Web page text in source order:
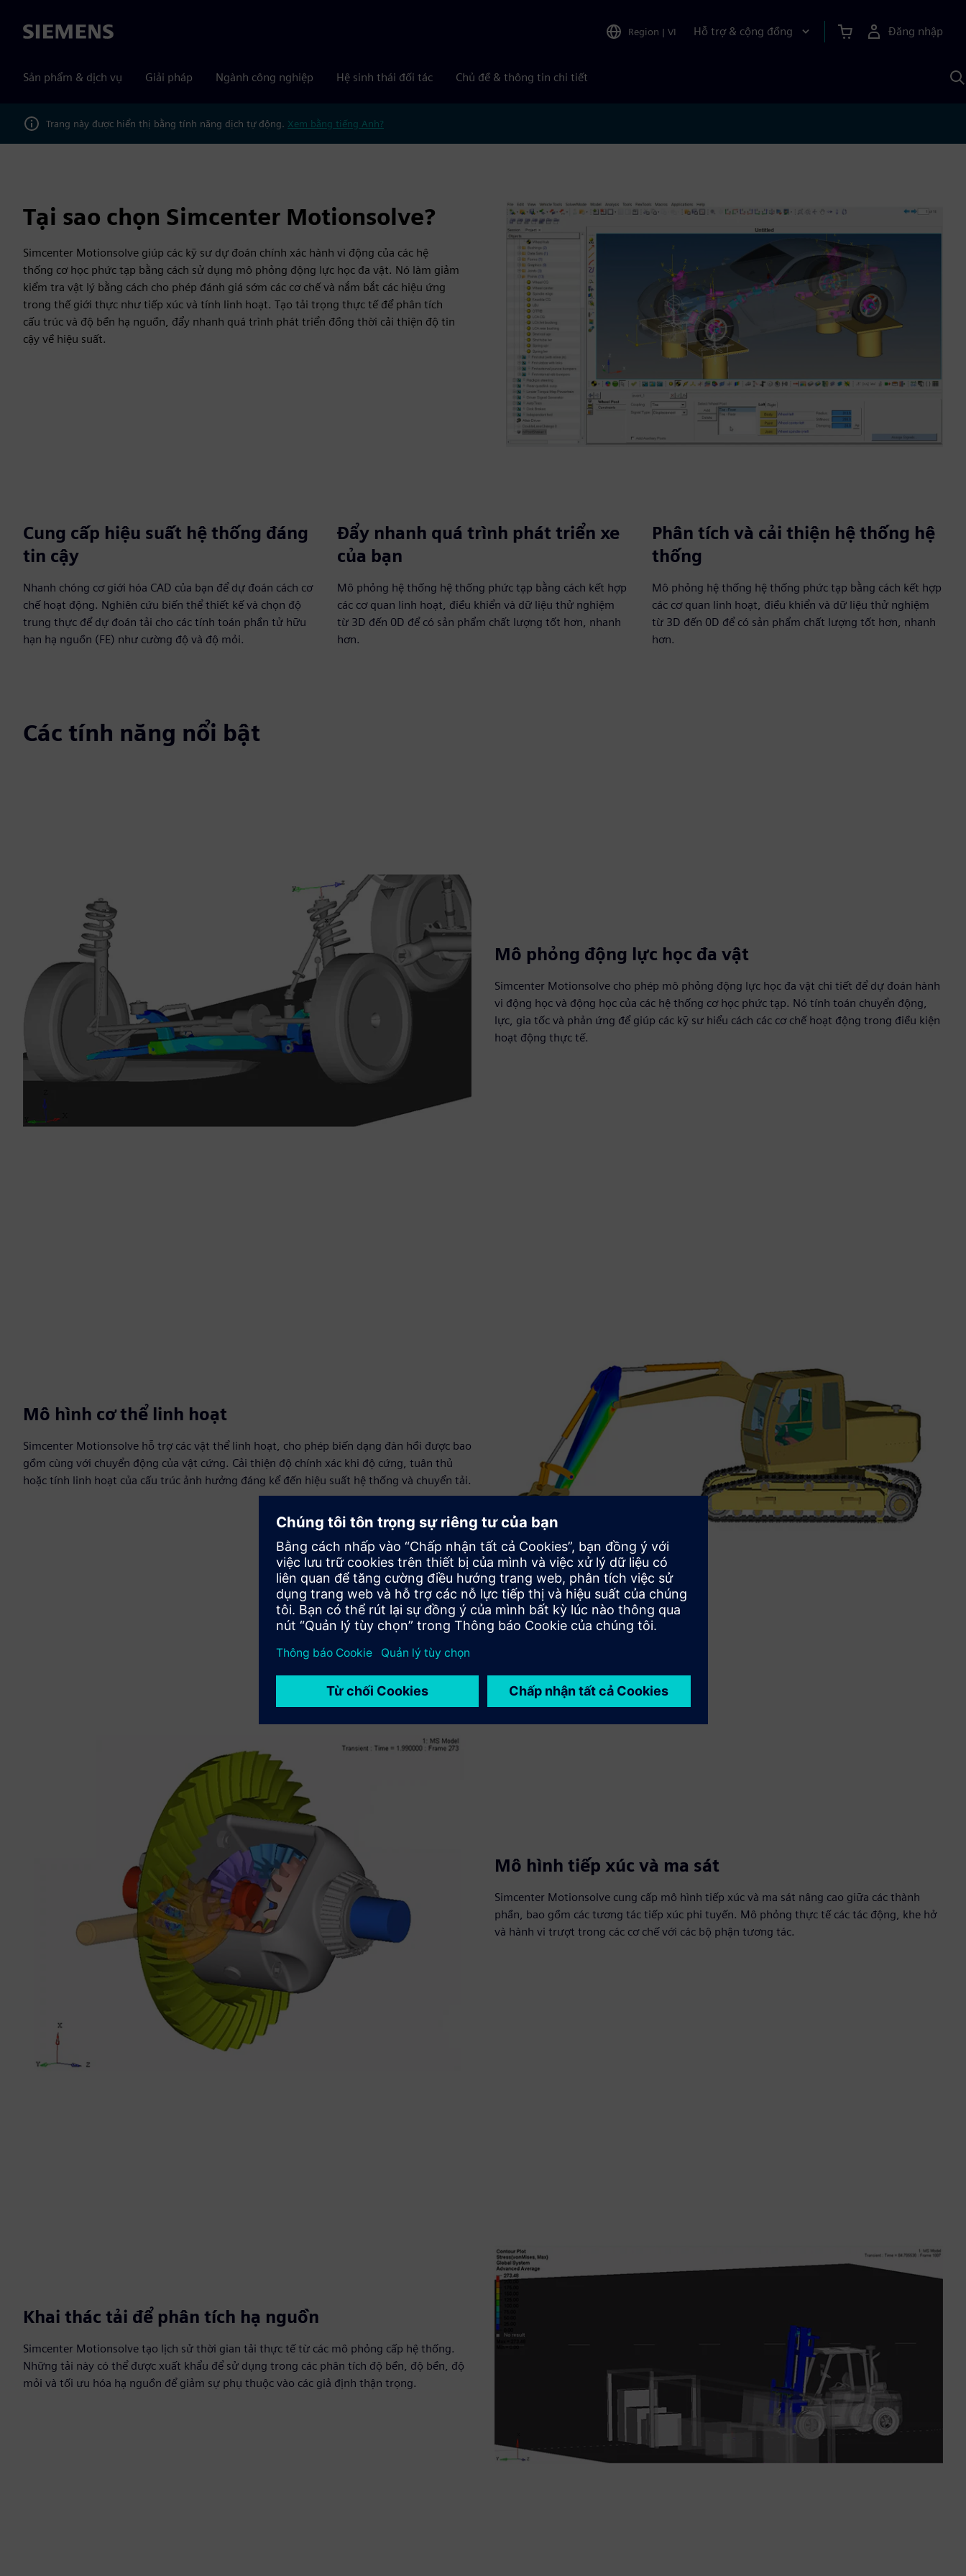
Siemens Region | VI Hỗ trợ & cộng đồng Đăng nhập
Sản phẩm & dịch vụ Giải pháp Ngành công nghiệp Hệ sinh thái đối tác Chủ đề & thông tin chi tiết
Trang này được hiển thị bằng tính năng dịch tự động. Xem bằng tiếng Anh?
Tại sao chọn Simcenter Motionsolve?
Simcenter Motionsolve giúp các kỹ sư dự đoán chính xác hành vi động của các hệ
thống cơ học phức tạp bằng cách sử dụng mô phỏng động lực học đa vật. Nó làm giảm
kiểm tra vật lý bằng cách cho phép đánh giá sớm các cơ chế và nắm bắt các hiệu ứng
trong thế giới thực như tiếp xúc và tính linh hoạt. Tạo tải trọng thực tế để phân tích
cấu trúc và độ bền hạ nguồn, đẩy nhanh quá trình phát triển đồng thời cải thiện độ tin
cậy về hiệu suất.
Cung cấp hiệu suất hệ thống đáng
tin cậy
Nhanh chóng cơ giới hóa CAD của bạn để dự đoán cách cơ
chế hoạt động. Nghiên cứu biến thể thiết kế và chọn độ
trung thực để dự đoán tải cho các tính toán phần tử hữu
hạn hạ nguồn (FE) như cường độ và độ mỏi.
Đẩy nhanh quá trình phát triển xe
của bạn
Mô phỏng hệ thống hệ thống phức tạp bằng cách kết hợp
các cơ quan linh hoạt, điều khiển và dữ liệu thử nghiệm
từ 3D đến 0D để có sản phẩm chất lượng tốt hơn, nhanh
hơn.
Phân tích và cải thiện hệ thống hệ
thống
Mô phỏng hệ thống hệ thống phức tạp bằng cách kết hợp
các cơ quan linh hoạt, điều khiển và dữ liệu thử nghiệm
từ 3D đến 0D để có sản phẩm chất lượng tốt hơn, nhanh
hơn.
Các tính năng nổi bật
Mô phỏng động lực học đa vật
Simcenter Motionsolve cho phép mô phỏng động lực học đa vật chi tiết để dự đoán hành
vi động học và động học của các hệ thống cơ học phức tạp. Nó tính toán chuyển động,
lực, gia tốc và phản ứng để giúp các kỹ sư hiểu cách các cơ chế hoạt động trong điều kiện
hoạt động thực tế.
Mô hình cơ thể linh hoạt
Simcenter Motionsolve hỗ trợ các vật thể linh hoạt, cho phép biến dạng đàn hồi được bao
gồm cùng với chuyển động của vật cứng. Cải thiện độ chính xác khi độ cứng, tuân thủ
hoặc tính linh hoạt của cấu trúc ảnh hưởng đáng kể đến hiệu suất hệ thống và chuyển tải.
Mô hình tiếp xúc và ma sát
Simcenter Motionsolve cung cấp mô hình tiếp xúc và ma sát nâng cao giữa các thành
phần, bao gồm các tương tác tiếp xúc phi tuyến. Mô phỏng thực tế các tác động, khe hở
và hành vi trượt trong các cơ chế với các bộ phận tương tác.
Khai thác tải để phân tích hạ nguồn
Simcenter Motionsolve tạo lịch sử thời gian tải thực tế từ các mô phỏng cấp hệ thống.
Những tải này có thể được xuất khẩu để sử dụng trong các phân tích độ bền, độ bền, độ
mỏi và tối ưu hóa hạ nguồn để giảm sự phụ thuộc vào các giả định thận trọng.